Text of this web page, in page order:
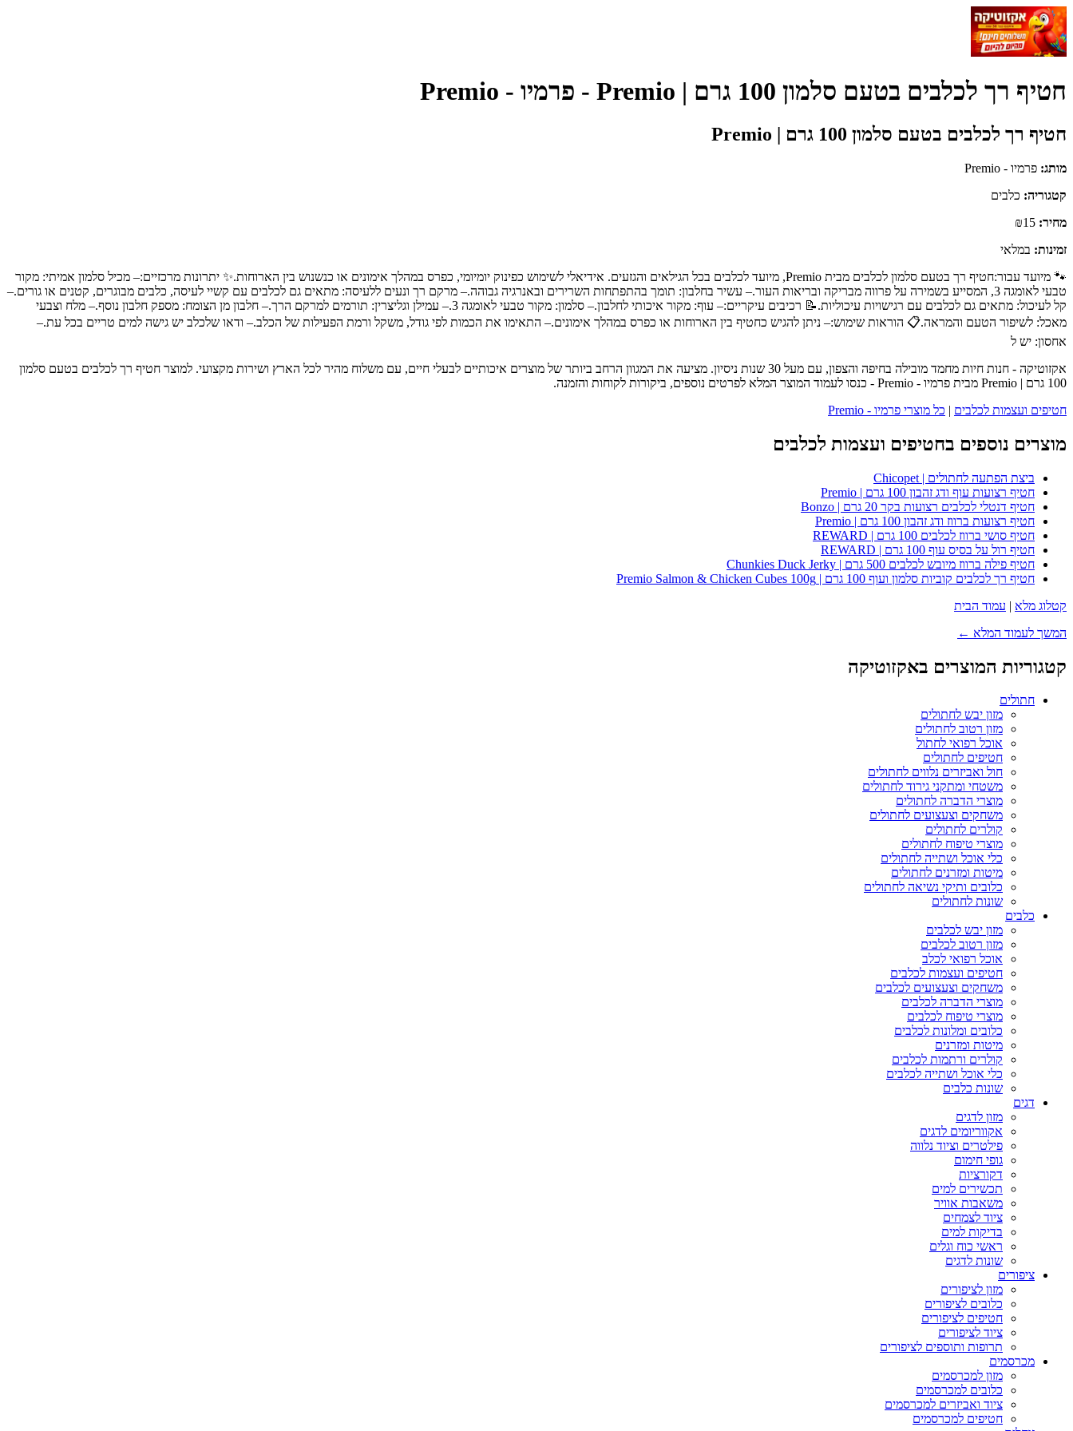
חטיף רך לכלבים בטעם סלמון 100 גרם | Premio - פרמיו - Premio
חטיף רך לכלבים בטעם סלמון 100 גרם | Premio
מותג: פרמיו - Premio
קטגוריה: כלבים
מחיר:
זמינות: במלאי
🐾 מיועד עבור:חטיף רך בטעם סלמון לכלבים מבית Premio, מיועד לכלבים בכל הגילאים והגזעים. אידיאלי לשימוש כפינוק יומיומי, כפרס במהלך אימונים או כנשנוש בין הארוחות.✨ יתרונות מרכזיים:– מכיל סלמון אמיתי: מקור
טבעי לאומגה 3, המסייע בשמירה על פרווה מבריקה ובריאות העור.– עשיר בחלבון: תומך בהתפתחות השרירים ובאנרגיה גבוהה.– מרקם רך ונעים ללעיסה: מתאים גם לכלבים עם קשיי לעיסה, כלבים מבוגרים, קטנים או גורים.–
קל לעיכול: מתאים גם לכלבים עם רגישויות עיכוליות.📝 רכיבים עיקריים:– עוף: מקור איכותי לחלבון.– סלמון: מקור טבעי לאומגה 3.– עמילן וגליצרין: תורמים למרקם הרך.– חלבון מן הצומח: מספק חלבון נוסף.– מלח וצבעי
מאכל: לשיפור הטעם והמראה.📋 הוראות שימוש:– ניתן להגיש כחטיף בין הארוחות או כפרס במהלך אימונים.– התאימו את הכמות לפי גודל, משקל ורמת הפעילות של הכלב.– ודאו שלכלב יש גישה למים טריים בכל עת.–
אחסון: יש ל
אקזוטיקה - חנות חיות מחמד מובילה בחיפה והצפון, עם מעל 30 שנות ניסיון. מציעה את המגוון הרחב ביותר של מוצרים איכותיים לבעלי חיים, עם משלוח מהיר לכל הארץ ושירות מקצועי. למוצר חטיף רך לכלבים בטעם סלמון
100 גרם | Premio מבית פרמיו - Premio - כנסו לעמוד המוצר המלא לפרטים נוספים, ביקורות לקוחות והזמנה.
חטיפים ועצמות לכלבים | כל מוצרי פרמיו - Premio
מוצרים נוספים בחטיפים ועצמות לכלבים
ביצת הפתעה לחתולים | Chicopet
חטיף רצועות עוף ודג זהבון 100 גרם | Premio
חטיף דנטלי לכלבים רצועות בקר 20 גרם | Bonzo
חטיף רצועות ברווז ודג זהבון 100 גרם | Premio
חטיף סושי ברווז לכלבים 100 גרם | REWARD
חטיף רול על בסיס עוף 100 גרם | REWARD
חטיף פילה ברווז מיובש לכלבים 500 גרם | Chunkies Duck Jerky
חטיף רך לכלבים קוביות סלמון ועוף 100 גרם | Premio Salmon & Chicken Cubes 100g
קטלוג מלא | עמוד הבית
המשך לעמוד המלא ←
קטגוריות המוצרים באקזוטיקה
חתולים
מזון יבש לחתולים
מזון רטוב לחתולים
אוכל רפואי לחתול
חטיפים לחתולים
חול ואביזרים נלווים לחתולים
משטחי ומתקני גירוד לחתולים
מוצרי הדברה לחתולים
משחקים וצעצועים לחתולים
קולרים לחתולים
מוצרי טיפוח לחתולים
כלי אוכל ושתייה לחתולים
מיטות ומזרנים לחתולים
כלובים ותיקי נשיאה לחתולים
שונות לחתולים
כלבים
מזון יבש לכלבים
מזון רטוב לכלבים
אוכל רפואי לכלב
חטיפים ועצמות לכלבים
משחקים וצעצועים לכלבים
מוצרי הדברה לכלבים
מוצרי טיפוח לכלבים
כלובים ומלונות לכלבים
מיטות ומזרנים
קולרים ורתמות לכלבים
כלי אוכל ושתייה לכלבים
שונות כלבים
דגים
מזון לדגים
אקווריומים לדגים
פילטרים וציוד נלווה
גופי חימום
דקורציות
תכשירים למים
משאבות אוויר
ציוד לצמחים
בדיקות למים
ראשי כוח וגלים
שונות לדגים
ציפורים
מזון לציפורים
כלובים לציפורים
חטיפים לציפורים
ציוד לציפורים
תרופות ותוספים לציפורים
מכרסמים
מזון למכרסמים
כלובים למכרסמים
ציוד ואביזרים למכרסמים
חטיפים למכרסמים